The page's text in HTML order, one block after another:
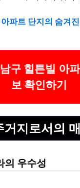
파트 단지의 숨겨
구 힐튼빌 아파
보 확인하기
거지로서의
의 우수성